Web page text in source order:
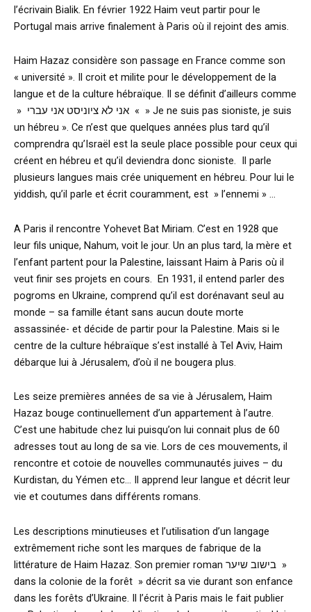
l’écrivain Bialik. En février 1922 Haim veut partir pour le
Portugal mais arrive finalement à Paris où il rejoint des amis.
Haim Hazaz considère son passage en France comme son
« université ». Il croit et milite pour le développement de la
langue et de la culture hébraïque. Il se définit d’ailleurs comme
» אני לא ציוניסט אני עברי « » Je ne suis pas sioniste, je suis
un hébreu ». Ce n’est que quelques années plus tard qu’il
comprendra qu’Israël est la seule place possible pour ceux qui
créent en hébreu et qu’il deviendra donc sioniste. Il parle
plusieurs langues mais crée uniquement en hébreu. Pour lui le
yiddish, qu’il parle et écrit couramment, est » l’ennemi » …
A Paris il rencontre Yohevet Bat Miriam. C’est en 1928 que
leur fils unique, Nahum, voit le jour. Un an plus tard, la mère et
l’enfant partent pour la Palestine, laissant Haim à Paris où il
veut finir ses projets en cours. En 1931, il entend parler des
pogroms en Ukraine, comprend qu’il est dorénavant seul au
monde – sa famille étant sans aucun doute morte
assassinée- et décide de partir pour la Palestine. Mais si le
centre de la culture hébraïque s’est installé à Tel Aviv, Haim
débarque lui à Jérusalem, d’où il ne bougera plus.
Les seize premières années de sa vie à Jérusalem, Haim
Hazaz bouge continuellement d’un appartement à l’autre.
C’est une habitude chez lui puisqu’on lui connait plus de 60
adresses tout au long de sa vie. Lors de ces mouvements, il
rencontre et cotoie de nouvelles communautés juives – du
Kurdistan, du Yémen etc… Il apprend leur langue et décrit leur
vie et coutumes dans différents romans.
Les descriptions minutieuses et l’utilisation d’un langage
extrêmement riche sont les marques de fabrique de la
littérature de Haim Hazaz. Son premier roman בישוב שיער »
dans la colonie de la forêt » décrit sa vie durant son enfance
dans les forêts d’Ukraine. Il l’écrit à Paris mais le fait publier